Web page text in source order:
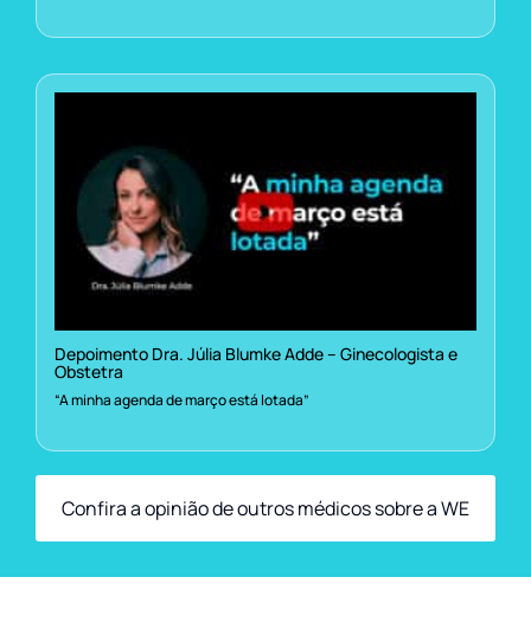
Depoimento Dra. Júlia Blumke Adde – Ginecologista e
Obstetra
“A minha agenda de março está lotada”
Confira a opinião de outros médicos sobre a WE